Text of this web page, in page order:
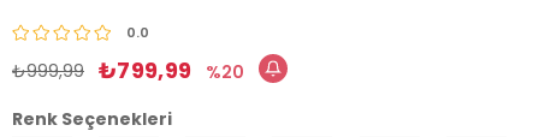
0.0
₺999,99 ₺799,99
20
Renk Seçenekleri